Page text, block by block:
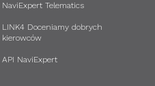
NaviExpert Telematics
LINK4 Doceniamy dobrych
kierowców
API NaviExpert